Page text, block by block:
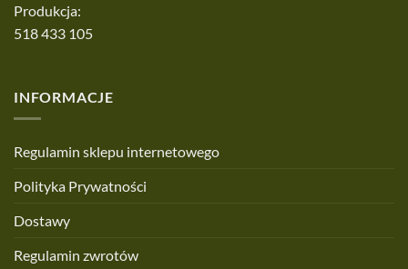
Produkcja:
518 433 105
INFORMACJE
Regulamin sklepu internetowego
Polityka Prywatności
Dostawy
Regulamin zwrotów